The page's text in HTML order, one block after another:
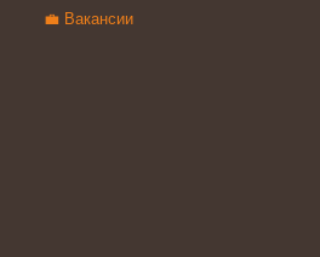
💼 Вакансии